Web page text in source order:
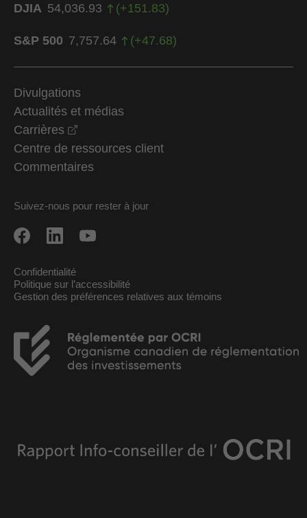
DJIA 54,036.93 (+151.83)
S&P 500 7,757.64 (+47.68)
Divulgations
Actualités et médias
Carrières
Centre de ressources client
Commentaires
Suivez-nous pour rester à jour
Confidentialité
Politique sur l’accessibilité
Gestion des préférences relatives aux témoins